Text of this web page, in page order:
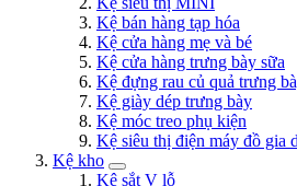
Kệ bán hàng tạp hóa
Kệ cửa hàng mẹ và bé
Kệ cửa hàng trưng bày sữa
Kệ đựng rau củ quả trưng
Kệ giày dép trưng bày
Kệ móc treo phụ kiện
Kệ siêu thị điện máy đồ gia
Kệ kho
Kệ sắt V lỗ